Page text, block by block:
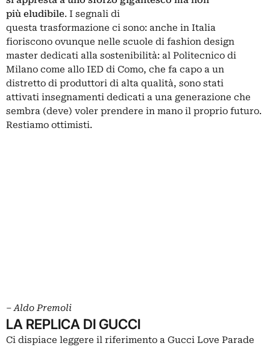
più eludibile. I segnali di
questa trasformazione ci sono: anche in Italia
fioriscono ovunque nelle scuole di fashion design
master dedicati alla sostenibilità: al Politecnico di
Milano come allo IED di Como, che fa capo a un
distretto di produttori di alta qualità, sono stati
attivati insegnamenti dedicati a una generazione che
sembra (deve) voler prendere in mano il proprio futuro.
Restiamo ottimisti.
‒Aldo Premoli
LA REPLICA DI GUCCI
Ci dispiace leggere il riferimento a Gucci Love Parade